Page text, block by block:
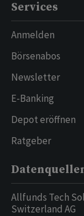
Services
Anmelden
Börsenabos
Newsletter
E-Banking
Depot eröffnen
Ratgeber
Allfunds Tech
Switzerland AG